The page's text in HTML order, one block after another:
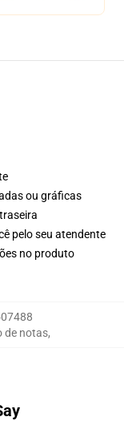
ou gráficas
pelo seu atendente
no produto
de notas,